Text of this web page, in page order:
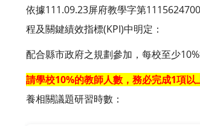
依據111.09.23屏府教學字第
程及關鍵績效指標(KPI)中明定：
配合縣市政府之規劃參加，每校至少
請學校10%的教師人數，務必完成1項
養相關議題研習時數：